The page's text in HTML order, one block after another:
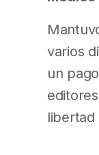
varios
un
libertad